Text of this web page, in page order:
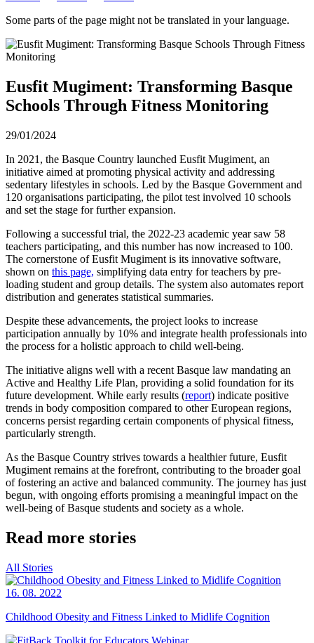
Some parts of the page might not be translated in your language.
Eusfit Mugiment: Transforming Basque
Schools Through Fitness Monitoring
29/01/2024
In 2021, the Basque Country launched Eusfit Mugiment, an
initiative aimed at promoting physical activity and addressing
sedentary lifestyles in schools. Led by the Basque Government and
120 organisations participating, the pilot test involved 10 schools
and set the stage for further expansion.
Following a successful trial, the 2022-23 academic year saw 58
teachers participating, and this number has now increased to 100.
The cornerstone of Eusfit Mugiment is its innovative software,
shown on this page, simplifying data entry for teachers by pre-
loading student and group details. The system also automates report
distribution and generates statistical summaries.
Despite these advancements, the project looks to increase
participation annually by 10% and integrate health professionals into
the process for a holistic approach to child well-being.
The initiative aligns well with a recent Basque law mandating an
Active and Healthy Life Plan, providing a solid foundation for its
future development. While early results (report) indicate positive
trends in body composition compared to other European regions,
concerns persist regarding certain components of physical fitness,
particularly strength.
As the Basque Country strives towards a healthier future, Eusfit
Mugiment remains at the forefront, contributing to the broader goal
of fostering an active and balanced community. The journey has just
begun, with ongoing efforts promising a meaningful impact on the
well-being of Basque students and society as a whole.
Read more stories
All Stories
16. 08. 2022
Childhood Obesity and Fitness Linked to Midlife Cognition